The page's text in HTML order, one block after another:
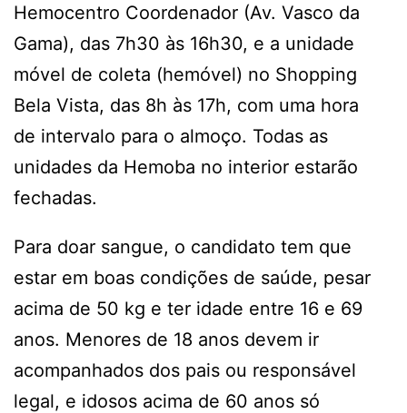
Hemocentro Coordenador (Av. Vasco da
Gama), das 7h30 às 16h30, e a unidade
móvel de coleta (hemóvel) no Shopping
Bela Vista, das 8h às 17h, com uma hora
de intervalo para o almoço. Todas as
unidades da Hemoba no interior estarão
fechadas.
Para doar sangue, o candidato tem que
estar em boas condições de saúde, pesar
acima de 50 kg e ter idade entre 16 e 69
anos. Menores de 18 anos devem ir
acompanhados dos pais ou responsável
legal, e idosos acima de 60 anos só